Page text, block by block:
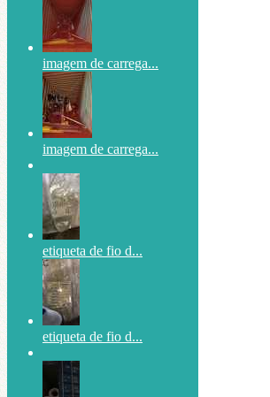
imagem de carrega...
imagem de carrega...
etiqueta de fio d...
etiqueta de fio d...